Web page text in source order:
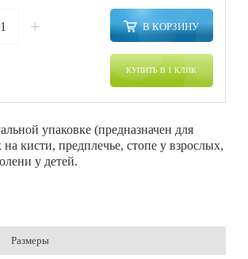
+ В КОРЗИНУ
КУПИТЬ В 1 КЛИК
упаковке (предназначен для
кисти, предплечье, стопе у взрослых,
у детей.
Размеры